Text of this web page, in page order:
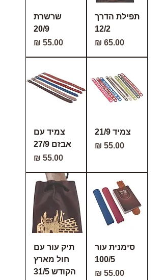
תפילת הדרך
12/2
מחיר
שרשרת
20/9
מחיר
צמיד 21/9
מחיר
צמיד עם
אבזם 27/9
מחיר
סימנית עור
100/5
מחיר
תיק עור עם
חול מארץ
הקודש 31/5